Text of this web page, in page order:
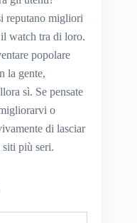
reputano migliori
watch tra di loro.
popolare
la gente,
sì. Se pensate
o
di lasciar
siti più seri.